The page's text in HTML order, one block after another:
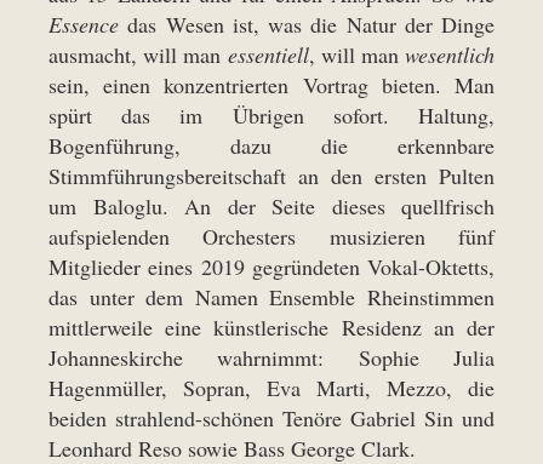
Essence das Wesen ist, was die Natur der Dinge
ausmacht, will man essentiell, will man wesentlich
sein, einen konzentrierten Vortrag bieten. Man
spürt das im Übrigen sofort. Haltung,
Bogenführung, dazu die erkennbare
Stimmführungsbereitschaft an den ersten Pulten
um Baloglu. An der Seite dieses quellfrisch
aufspielenden Orchesters musizieren fünf
Mitglieder eines 2019 gegründeten Vokal-Oktetts,
das unter dem Namen Ensemble Rheinstimmen
mittlerweile eine künstlerische Residenz an der
Johanneskirche wahrnimmt: Sophie Julia
Hagenmüller, Sopran, Eva Marti, Mezzo, die
beiden strahlend-schönen Tenöre Gabriel Sin und
Leonhard Reso sowie Bass George Clark.